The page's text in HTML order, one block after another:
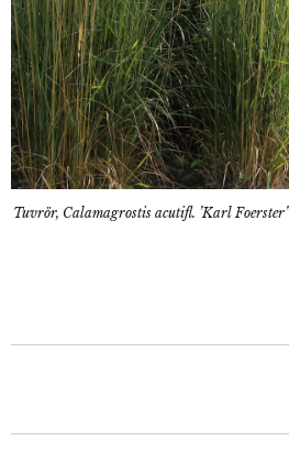
Tuvrör, Calamagrostis acutifl. ’Karl Foerster’